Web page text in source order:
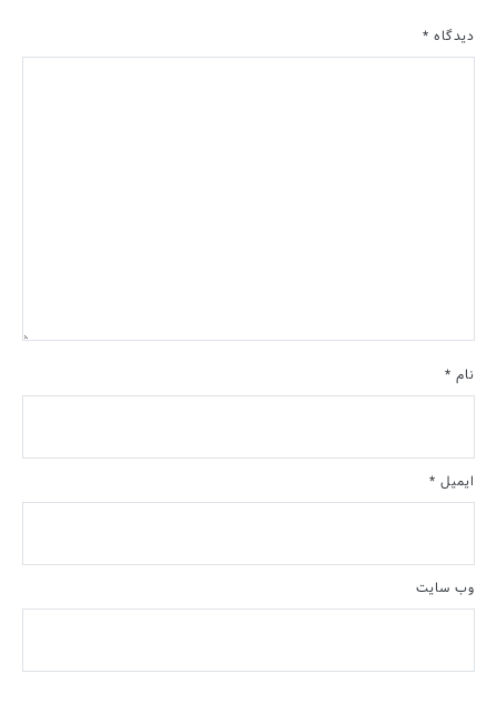
دیدگاه *
نام *
ایمیل *
وب‌ سایت